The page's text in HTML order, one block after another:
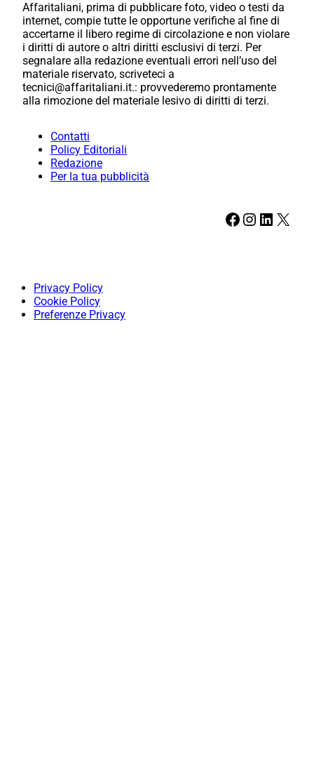
Affaritaliani, prima di pubblicare foto, video o testi da
internet, compie tutte le opportune verifiche al fine di
accertarne il libero regime di circolazione e non violare
i diritti di autore o altri diritti esclusivi di terzi. Per
segnalare alla redazione eventuali errori nell’uso del
materiale riservato, scriveteci a
tecnici@affaritaliani.it.: provvederemo prontamente
alla rimozione del materiale lesivo di diritti di terzi.
Contatti
Policy Editoriali
Redazione
Per la tua pubblicità
Facebook Instagram LinkedIn X
Privacy Policy
Cookie Policy
Preferenze Privacy